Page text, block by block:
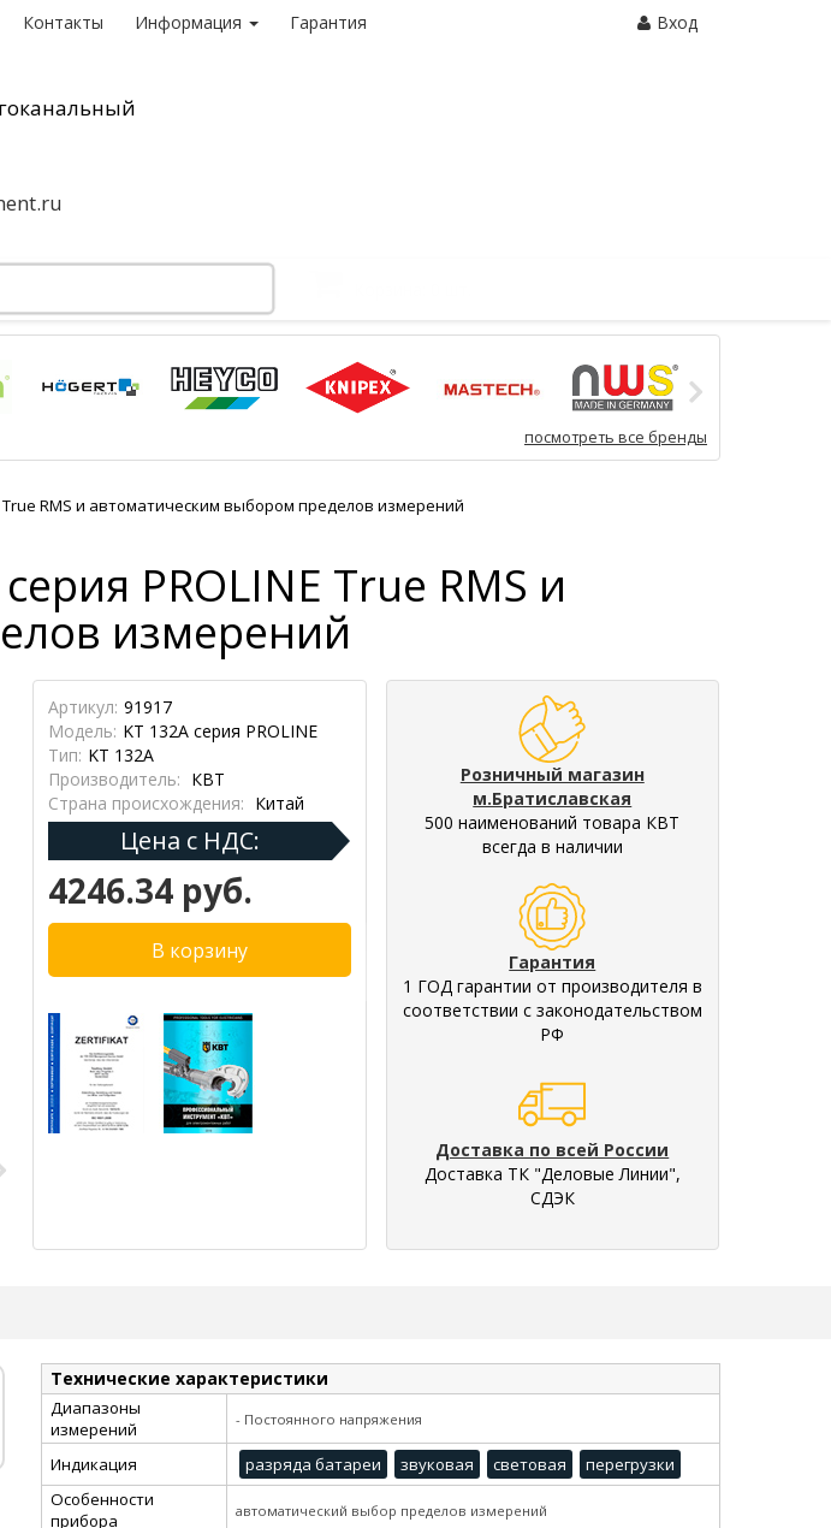
Контакты Информация Гарантия Вход
посмотреть все бренды
RMS и автоматическим выбором пределов измерений
PROLINE True RMS и
измерений
Артикул: 91917
Модель: KT 132А серия PROLINE
Тип: KT 132А
Производитель: КВТ
Страна происхождения: Китай
Цена с НДС:
4246.34 руб.
Розничный магазин
м.Братиславская
500 наименований товара КВТ
всегда в наличии
Гарантия
1 ГОД гарантии от производителя в
соответствии с законодательством
РФ
Доставка по всей России
Доставка ТК "Деловые Линии",
СДЭК
Технические характеристики
Диапазоны
измерений
- Постоянного напряжения
Индикация разряда батареи звуковая световая
перегрузки
Особенности
прибора
автоматический выбор пределов измерений